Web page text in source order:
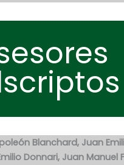
Blanchard, Juan
Donnari, Juan Manuel